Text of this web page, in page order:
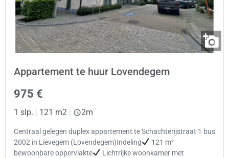
Appartement te huur Lovendegem
975 €
1 slp. 121 m2 2m
Centraal gelegen duplex appartement te Schachterijstraat 1 bus
2002 in Lievegem (Lovendegem)Indeling
121 m²
bewoonbare oppervlakte
Lichtrijke woonkamer met